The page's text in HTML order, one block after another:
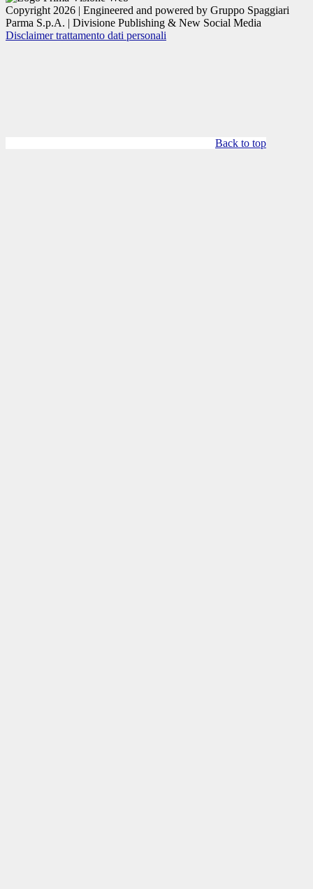
Copyright 2026 | Engineered and powered by Gruppo Spaggiari
Parma S.p.A. | Divisione Publishing & New Social Media
Disclaimer trattamento dati personali
Back to top